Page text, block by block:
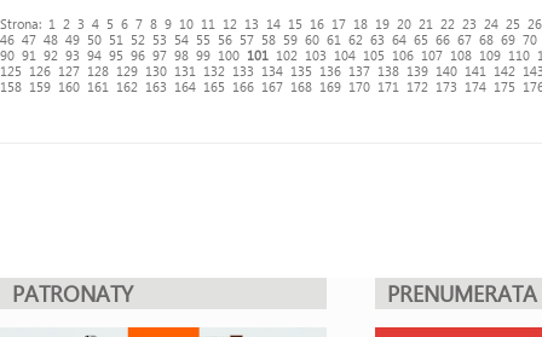
Strona: 1 2 3 4 5 6 7 8 9 10 11 12 13 14 15 16 17 18 19 20 21 22 23 24 25
26
46 47 48 49 50 51 52 53 54 55 56 57 58 59 60 61 62 63 64 65 66 67 68 69 70
90 91 92 93 94 95 96 97 98 99 100 101 102 103 104 105 106 107 108 109 110
125
126 127 128 129 130 131 132 133 134 135 136 137 138 139 140 141 142
158 159 160 161 162 163 164 165 166 167 168 169 170 171 172 173 174 175
PATRONATY PRENUMERATA